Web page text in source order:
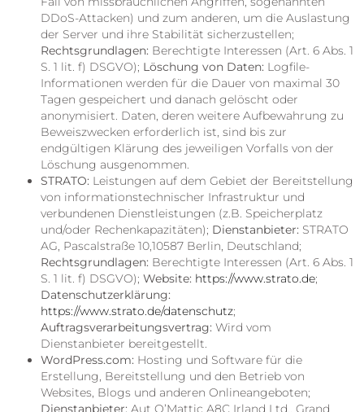
DDoS-Attacken) und zum anderen, um die Auslastung
der Server und ihre Stabilität sicherzustellen;
Rechtsgrundlagen: Berechtigte Interessen (Art. 6 Abs. 1
S. 1 lit. f) DSGVO); Löschung von Daten: Logfile-
Informationen werden für die Dauer von maximal 30
Tagen gespeichert und danach gelöscht oder
anonymisiert. Daten, deren weitere Aufbewahrung zu
Beweiszwecken erforderlich ist, sind bis zur
endgültigen Klärung des jeweiligen Vorfalls von der
Löschung ausgenommen.
STRATO: Leistungen auf dem Gebiet der Bereitstellung
von informationstechnischer Infrastruktur und
verbundenen Dienstleistungen (z.B. Speicherplatz
und/oder Rechenkapazitäten); Dienstanbieter: STRATO
AG, Pascalstraße 10,10587 Berlin, Deutschland;
Rechtsgrundlagen: Berechtigte Interessen (Art. 6 Abs. 1
S. 1 lit. f) DSGVO); Website: https://www.strato.de;
Datenschutzerklärung:
https://www.strato.de/datenschutz;
Auftragsverarbeitungsvertrag: Wird vom
Dienstanbieter bereitgestellt.
WordPress.com: Hosting und Software für die
Erstellung, Bereitstellung und den Betrieb von
Websites, Blogs und anderen Onlineangeboten;